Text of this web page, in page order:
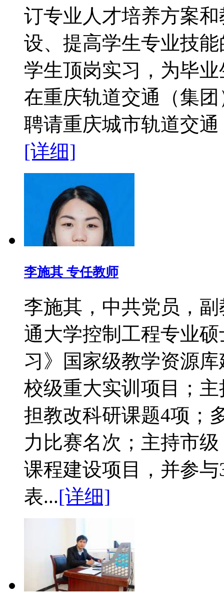
订专业人才培养方案
设、提高学生专业技
学生顶岗实习，为毕
在重庆轨道交通（集
聘请重庆城市轨道交
[详细]
李施其 专任教师
李施其，中共党员，
通大学控制工程专业
习》国家级教学资源
校级重大实训项目；
担教改科研课题4项；
力比赛名次；主持市
课程建设项目，并参
表...[详细]